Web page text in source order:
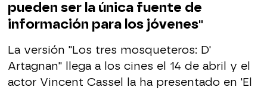
pueden ser la única fuente de
información para los jóvenes"
La versión "Los tres mosqueteros: D'
Artagnan" llega a los cines el 14 de abril y el
actor Vincent Cassel la ha presentado en 'El